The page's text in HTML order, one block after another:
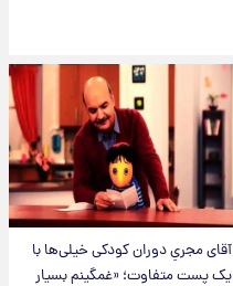
آقای مجریِ دوران کودکی خیلی‌ها با
یک پست متفاوت؛ «غمگینم بسیار